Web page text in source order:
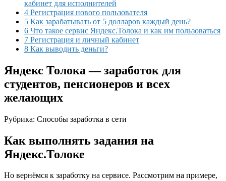
кабинет для исполнителей
4 Регистрация нового пользователя
5 Как зарабатывать от 5 долларов каждый день?
6 Что такое сервис Яндекс.Толока и как им пользоваться
7 Регистрация и личный кабинет
8 Как выводить деньги?
Яндекс Толока — заработок для
студентов, пенсионеров и всех
желающих
Рубрика: Способы заработка в сети
Как выполнять задания на
Яндекс.Толоке
Но вернёмся к заработку на сервисе. Рассмотрим на примере,